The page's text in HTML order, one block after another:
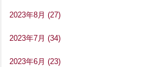
2023年8月 (27)
2023年7月 (34)
2023年6月 (23)